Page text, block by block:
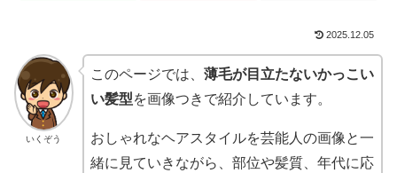
2025.12.05
いくぞう
このページでは、 薄毛が目立たないかっこい
い髪型を画像つきで紹介しています。
おしゃれなヘアスタイルを芸能人の画像と一
緒に見ていきながら、部位や髪質、年代に応